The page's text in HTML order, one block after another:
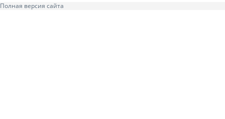
Полная версия сайта